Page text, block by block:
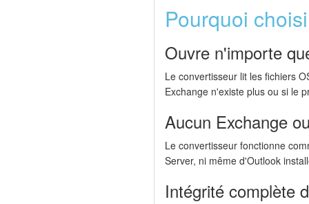
Pourquoi
Ouvre n'importe
Le convertisseur lit les fichiers
Exchange n'existe plus ou si le
Aucun Exchange
Le convertisseur fonctionne
Server, ni même d'Outlook
Intégrité complète